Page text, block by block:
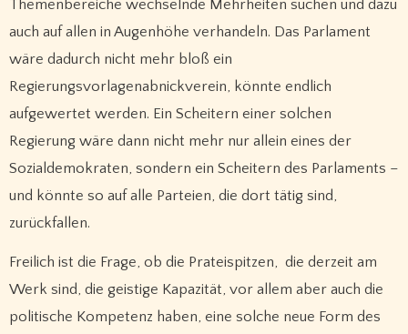
Themenbereiche wechselnde Mehrheiten suchen und dazu
auch auf allen in Augenhöhe verhandeln. Das Parlament
wäre dadurch nicht mehr bloß ein
Regierungsvorlagenabnickverein, könnte endlich
aufgewertet werden. Ein Scheitern einer solchen
Regierung wäre dann nicht mehr nur allein eines der
Sozialdemokraten, sondern ein Scheitern des Parlaments –
und könnte so auf alle Parteien, die dort tätig sind,
zurückfallen.
Freilich ist die Frage, ob die Prateispitzen, die derzeit am
Werk sind, die geistige Kapazität, vor allem aber auch die
politische Kompetenz haben, eine solche neue Form des